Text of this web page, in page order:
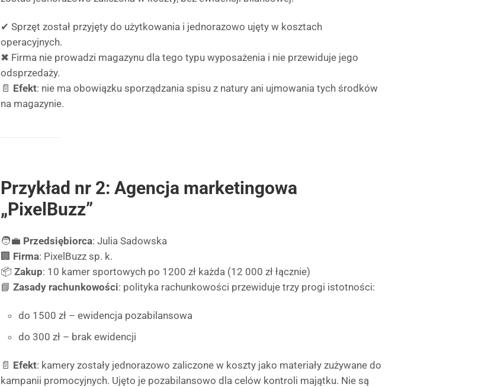
✔ Sprzęt został przyjęty do użytkowania i jednorazowo ujęty w kosztach
operacyjnych.
✖ Firma nie prowadzi magazynu dla tego typu wyposażenia i nie przewiduje jego
odsprzedaży.
📄 Efekt: nie ma obowiązku sporządzania spisu z natury ani ujmowania tych środków
na magazynie.
Przykład nr 2: Agencja marketingowa
„PixelBuzz”
🧑‍💼 Przedsiębiorca: Julia Sadowska
🏢 Firma: PixelBuzz sp. k.
📦 Zakup: 10 kamer sportowych po 1200 zł każda (12 000 zł łącznie)
📘 Zasady rachunkowości: polityka rachunkowości przewiduje trzy progi istotności:
do 1500 zł – ewidencja pozabilansowa
do 300 zł – brak ewidencji
📄 Efekt: kamery zostały jednorazowo zaliczone w koszty jako materiały zużywane do
kampanii promocyjnych. Ujęto je pozabilansowo dla celów kontroli majątku. Nie są